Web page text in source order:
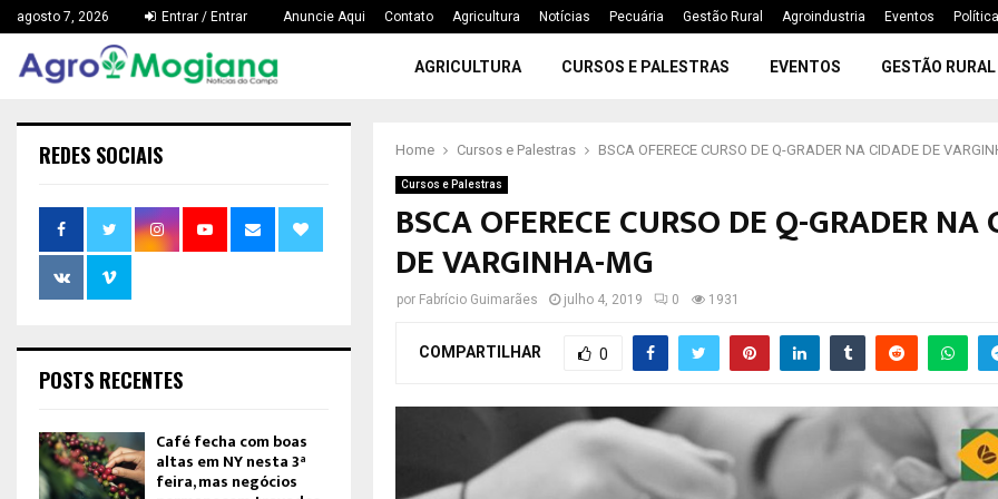
agosto 7, 2026 Entrar / Entrar Anuncie Aqui Contato Agricultura Notícias Pecuária Gestão Rural Agroindustria Eventos
AGRICULTURA CURSOS E PALESTRAS EVENTOS GESTÃO RURAL
Home Cursos e Palestras BSCA OFERECE CURSO DE Q-GRADER NA CIDADE DE
Cursos e Palestras
BSCA OFERECE CURSO DE Q-GRADER NA
DE VARGINHA-MG
por Fabrício Guimarães julho 4, 2019 0 1931
COMPARTILHAR 0
REDES SOCIAIS
POSTS RECENTES
Café fecha com boas
altas em NY nesta 3ª
feira, mas negócios